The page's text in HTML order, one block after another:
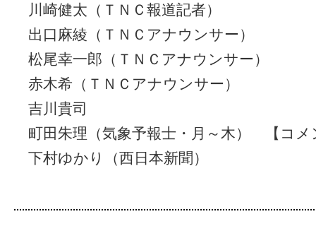
川崎健太（ＴＮＣ報道記者）
出口麻綾（ＴＮＣアナウンサー）
松尾幸一郎（ＴＮＣアナウンサー）
赤木希（ＴＮＣアナウンサー）
吉川貴司
町田朱理（気象予報士・月～木） 【コメ
下村ゆかり（西日本新聞）